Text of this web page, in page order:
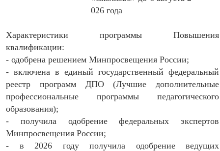
026 года
Характеристики программы Повышения
квалификации:
- одобрена решением Минпросвещения России;
- включена в единый государственный федеральный
реестр программ ДПО (Лучшие дополнительные
профессиональные программы педагогического
образования);
- получила одобрение федеральных экспертов
Минпросвещения России;
- в 2026 году получила одобрение ведущих